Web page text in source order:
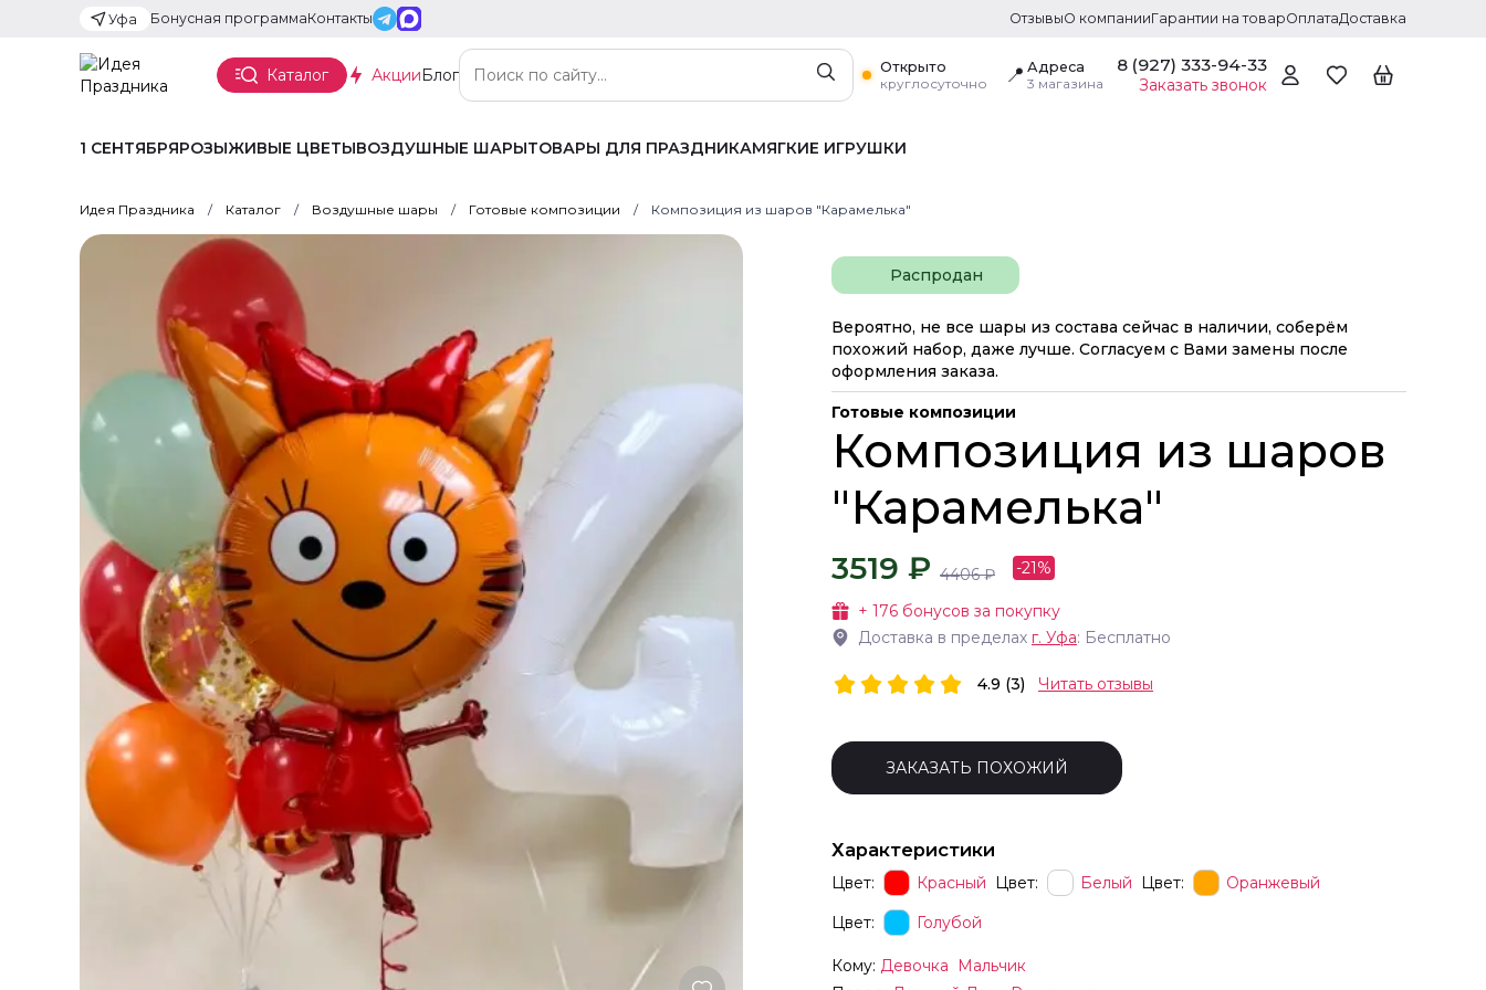
Уфа Бонусная программаКонтакты ОтзывыО компанииГарантии на товарОплатаДоставка
Каталог АкцииБлог
Открыто
круглосуточно
📍 Адреса
3 магазина
8 (927) 333-94-33
Заказать звонок
1 СЕНТЯБРЯРОЗЫЖИВЫЕ ЦВЕТЫВОЗДУШНЫЕ ШАРЫТОВАРЫ ДЛЯ ПРАЗДНИКАМЯГКИЕ ИГРУШКИ
Идея Праздника Каталог Воздушные шары Готовые композиции Композиция из шаров "Карамелька"
Распродан
Вероятно, не все шары из состава сейчас в наличии, соберём
похожий набор, даже лучше. Согласуем с Вами замены после
оформления заказа.
Готовые композиции
Композиция из шаров
"Карамелька"
3519 ₽ 4406₽ -21%
+ 176 бонусов за покупку
Доставка в пределах г. Уфа: Бесплатно
4.9 (3) Читать отзывы
ЗАКАЗАТЬ ПОХОЖИЙ
Характеристики
Цвет: Красный Цвет: Белый Цвет:
Оранжевый
Цвет:
Голубой
Кому: Девочка
Мальчик